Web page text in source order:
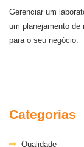
Gerenciar um
um planejamento de
para o seu negócio.
Categorias
Qualidade